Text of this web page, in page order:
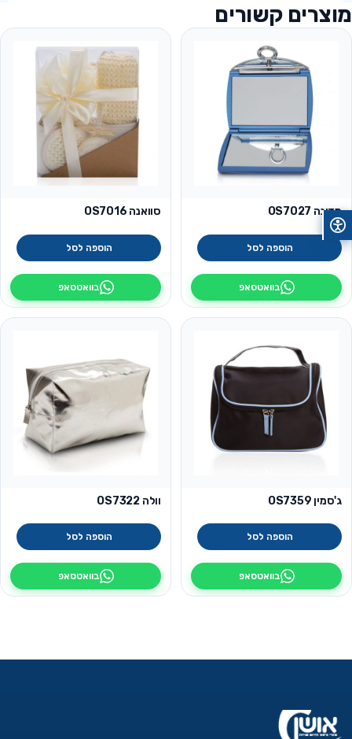
מוצרים קשורים
מדונה OS7027
הוספה לסל
בוואטסאפ
סוואנה OS7016
הוספה לסל
בוואטסאפ
ג'סמין OS7359
הוספה לסל
בוואטסאפ
וולה OS7322
הוספה לסל
בוואטסאפ